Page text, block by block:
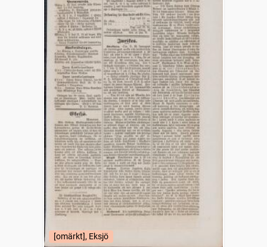
[omärkt], Eksjö